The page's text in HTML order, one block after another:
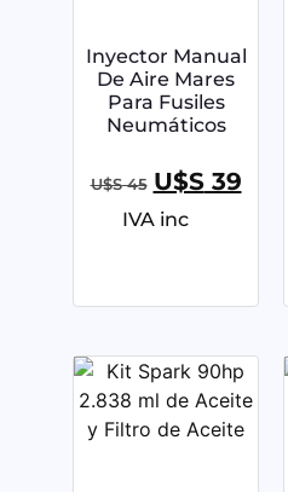
Inyector Manual
De Aire Mares
Para Fusiles
Neumáticos
U$S45 U$S39
IVA inc